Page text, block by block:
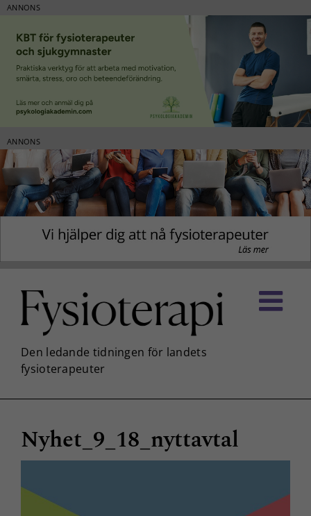
ANNONS
ANNONS
innehållet
Nyhet_9_18_nyttavtal